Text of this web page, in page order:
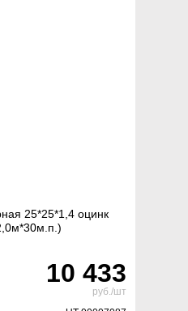
25*25*1,4 оцинк
10 433
руб./шт